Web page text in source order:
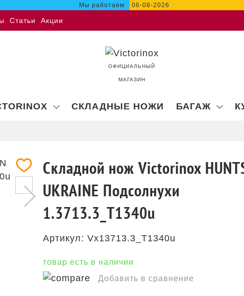
Мы работаем 06-08-2026
Статьи Акции
ОФИЦИАЛЬНЫЙ
МАГАЗИН
СКЛАДНЫЕ НОЖИ БАГАЖ
Складной нож Victorinox
UKRAINE Подсолнухи
1.3713.3_T1340u
Артикул: Vx13713.3_T1340u
товар есть в наличии
Добавить в сравнение